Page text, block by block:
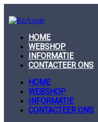
to
content
HOME
WEBSHOP
INFORMATIE
CONTACTEER ONS
HOME
WEBSHOP
INFORMATIE
CONTACTEER ONS